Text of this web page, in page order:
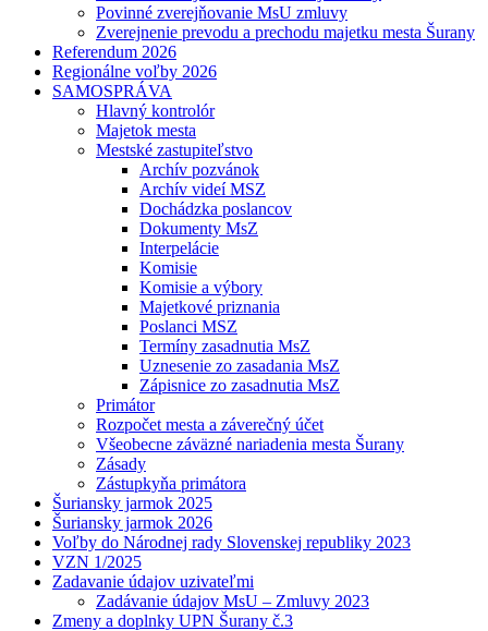
Povinné zverejňovanie MsU zmluvy
Zverejnenie prevodu a prechodu majetku mesta Šurany
Referendum 2026
Regionálne voľby 2026
SAMOSPRÁVA
Hlavný kontrolór
Majetok mesta
Mestské zastupiteľstvo
Archív pozvánok
Archív videí MSZ
Dochádzka poslancov
Dokumenty MsZ
Interpelácie
Komisie
Komisie a výbory
Majetkové priznania
Poslanci MSZ
Termíny zasadnutia MsZ
Uznesenie zo zasadania MsZ
Zápisnice zo zasadnutia MsZ
Primátor
Rozpočet mesta a záverečný účet
Všeobecne záväzné nariadenia mesta Šurany
Zásady
Zástupkyňa primátora
Šuriansky jarmok 2025
Šuriansky jarmok 2026
Voľby do Národnej rady Slovenskej republiky 2023
VZN 1/2025
Zadavanie údajov uzivateľmi
Zadávanie údajov MsU – Zmluvy 2023
Zmeny a doplnky UPN Šurany č.3